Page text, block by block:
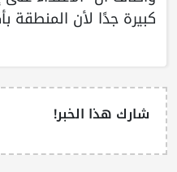
كبيرة جدًا لأن
شارك هذا الخبر!